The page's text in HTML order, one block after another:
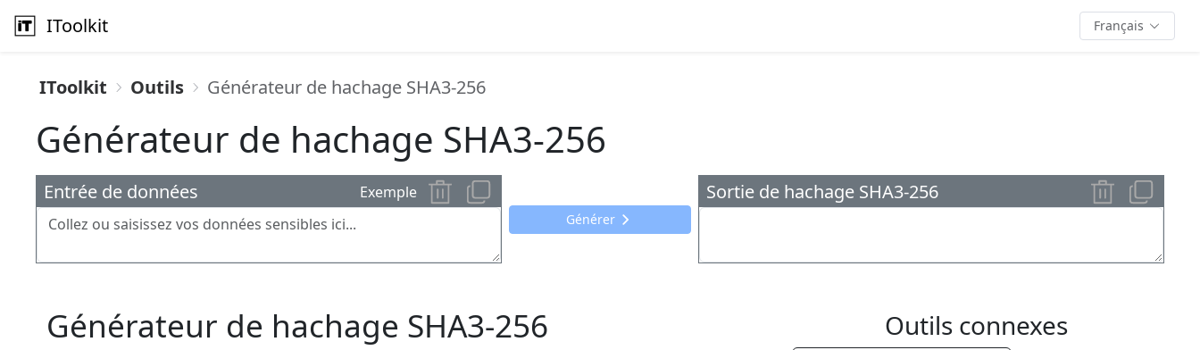
IToolkit Français
IToolkit Outils Générateur de hachage SHA3-256
Générateur de hachage SHA3-256
Entrée de données Exemple
Générer
Sortie de hachage SHA3-256
Générateur de hachage SHA3-256 Outils connexes